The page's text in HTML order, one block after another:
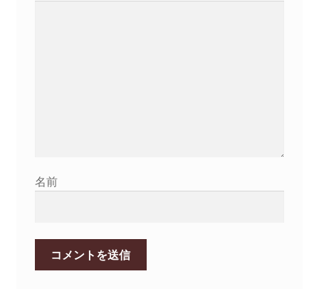
名前